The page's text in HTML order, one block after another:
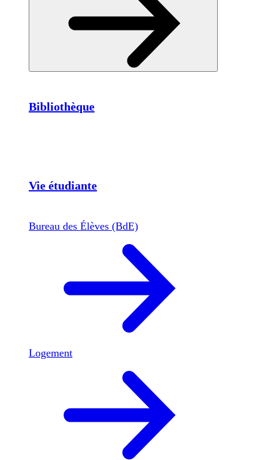
Bibliothèque
Vie étudiante
Bureau des Élèves (BdE)
Logement